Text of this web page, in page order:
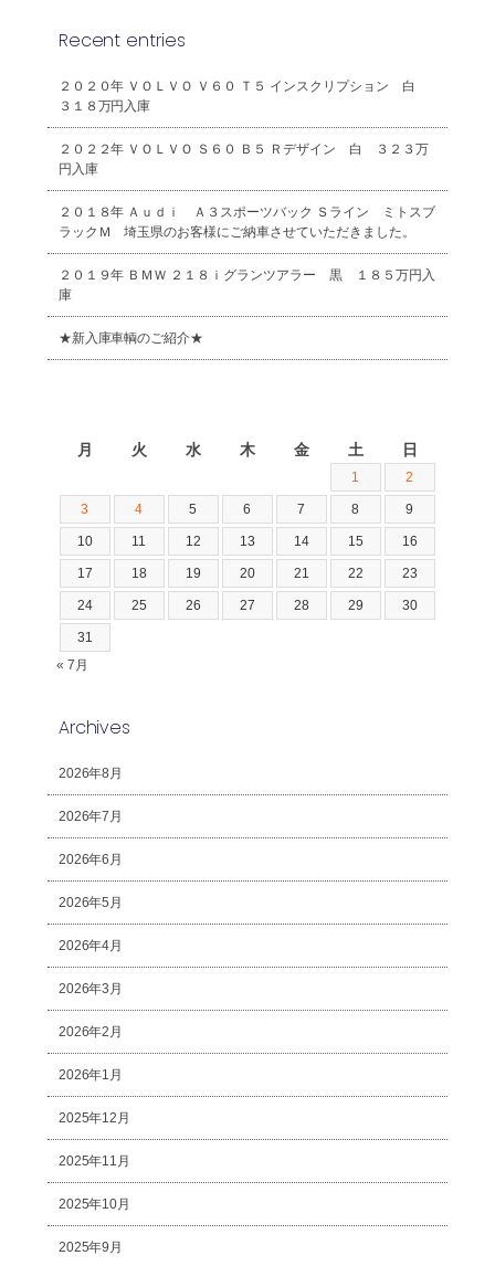
Recent entries
２０２０年 ＶＯＬＶＯ Ｖ６０ Ｔ５ インスクリプション 白
３１８万円入庫
２０２２年 ＶＯＬＶＯ Ｓ６０ Ｂ５ Ｒデザイン 白 ３２３万
円入庫
２０１８年 Ａｕｄｉ Ａ３スポーツバック Ｓライン ミトスブ
ラックＭ 埼玉県のお客様にご納車させていただきました。
２０１９年 ＢＭＷ ２１８ｉグランツアラー 黒 １８５万円入
庫
★新入庫車輌のご紹介★
月 火 水 木 金 土 日
1 2
3 4 5 6 7 8 9
10 11 12 13 14 15 16
17 18 19 20 21 22 23
24 25 26 27 28 29 30
31
« 7月
Archives
2026年8月
2026年7月
2026年6月
2026年5月
2026年4月
2026年3月
2026年2月
2026年1月
2025年12月
2025年11月
2025年10月
2025年9月